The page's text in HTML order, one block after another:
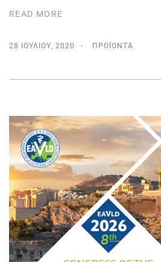
READ MORE
28 ΙΟΥΛΊΟΥ, 2020 ΠΡΟΪΌΝΤΑ